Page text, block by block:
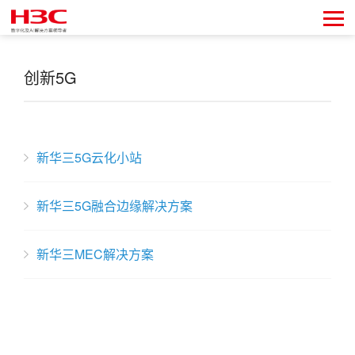
创新5G
新华三5G云化小站
新华三5G融合边缘解决方案
新华三MEC解决方案